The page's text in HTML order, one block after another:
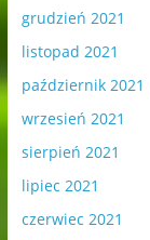
grudzień 2021
listopad 2021
październik 2021
wrzesień 2021
sierpień 2021
lipiec 2021
czerwiec 2021